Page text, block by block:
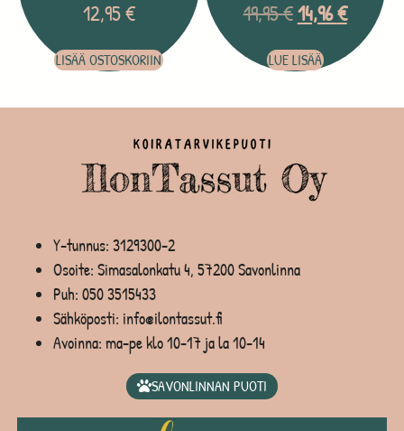
12,95€
LISÄÄ OSTOSKORIIN
19,95€14,96€
LUE LISÄÄ
Y-tunnus: 3129300-2
Osoite: Simasalonkatu 4, 57200 Savonlinna
Puh: 050 3515433
Sähköposti: info@ilontassut.fi
Avoinna: ma-pe klo 10-17 ja la 10-14
SAVONLINNAN PUOTI